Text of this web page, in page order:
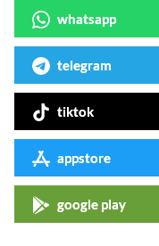
whatsapp
telegram
tiktok
appstore
google play